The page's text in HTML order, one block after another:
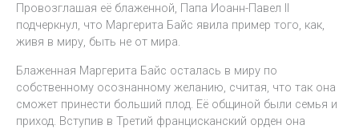
Провозглашая её блаженной, Папа Иоанн-Павел II
подчеркнул, что Маргерита Байс явила пример того, как,
живя в миру, быть не от мира.
Блаженная Маргерита Байс осталась в миру по
собственному осознанному желанию, считая, что так она
сможет принести больший плод. Её общиной были семья и
приход. Вступив в Третий францисканский орден она